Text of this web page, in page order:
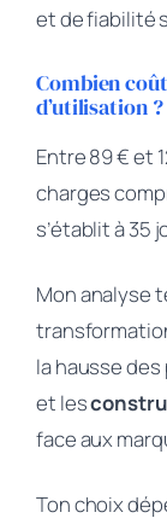
et de fiabilité
Combien
d’utilisation ?
Entre 89 € et
charges
s’établit à 35
Mon analyse
la hausse des
et les
face aux
Ton choix